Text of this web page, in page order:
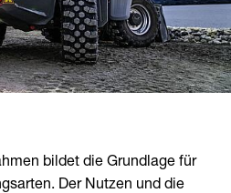
bildet die Grundlage für
Der Nutzen und die